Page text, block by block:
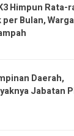
Himpun Rata-
Bulan, Warga
Daerah,
Jabatan